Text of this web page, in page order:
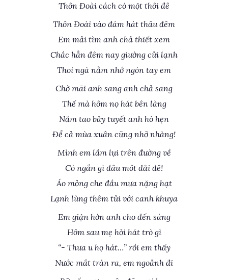
Thôn Ðoài cách có một thôi đê
Thôn Ðoài vào đám hát thâu đêm
Em mải tìm anh chả thiết xem
Chắc hẳn đêm nay giường cửi lạnh
Thoi ngà nằm nhớ ngón tay em
Chờ mãi anh sang anh chả sang
Thế mà hôm nọ hát bên làng
Năm tao bảy tuyết anh hò hẹn
Ðể cả mùa xuân cũng nhỡ nhàng!
Mình em lầm lụi trên đường về
Có ngắn gì đâu môt dải đê!
Áo mỏng che đầu mưa nặng hạt
Lạnh lùng thêm tủi với canh khuya
Em giận hờn anh cho đến sáng
Hôm sau mẹ hỏi hát trò gì
“- Thưa u họ hát…” rồi em thấy
Nước mắt tràn ra, em ngoảnh đi